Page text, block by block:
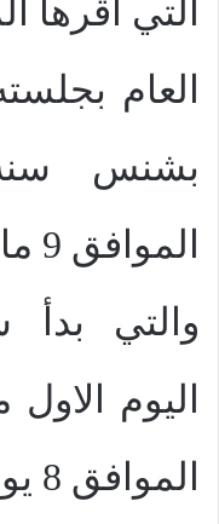
التي اقرها
العام
الموافق 9 مايو عام 1938
والتي بدأ
الموافق 8 يوليو 1938